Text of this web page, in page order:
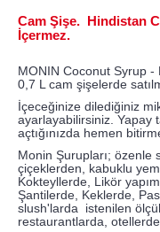
Cam Şişe. Hindistan
İçermez.
MONIN Coconut Syrup -
0,7 L cam şişelerde
İçeceğinize dilediğiniz
ayarlayabilirsiniz. Yapay
açtığınızda hemen
Monin Şurupları; özenle
çiçeklerden, kabuklu
Kokteyllerde, Likör
Şantilerde, Keklerde,
slush'larda istenilen
restaurantlarda,